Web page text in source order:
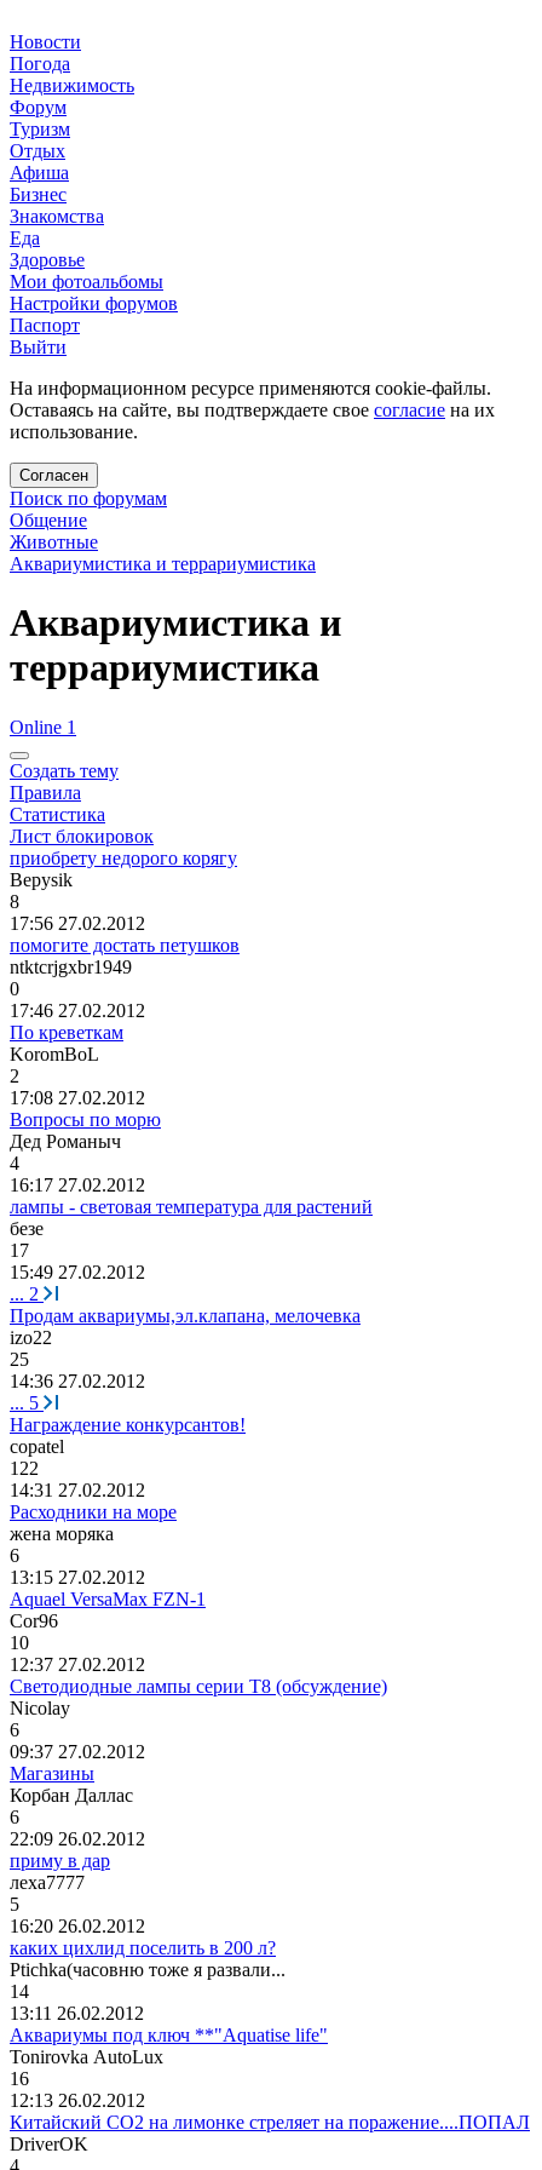
Новости
Погода
Недвижимость
Форум
Туризм
Отдых
Афиша
Бизнес
Знакомства
Еда
Здоровье
Мои фотоальбомы
Настройки форумов
Паспорт
Выйти
На информационном ресурсе применяются cookie-файлы.
Оставаясь на сайте, вы подтверждаете свое согласие на их
использование.
Согласен
Поиск по форумам
Общение
Животные
Аквариумистика и террариумистика
Аквариумистика и
террариумистика
Online 1
Создать тему
Правила
Статистика
Лист блокировок
приобрету недорого корягу
Верysik
8
17:56 27.02.2012
помогите достать петушков
ntktcrjgxbr1949
0
17:46 27.02.2012
По креветкам
KoromBoL
2
17:08 27.02.2012
Вопросы по морю
Дед Романыч
4
16:17 27.02.2012
лампы - световая температура для растений
безе
17
15:49 27.02.2012
... 2
Продам аквариумы,эл.клапана, мелочевка
izo22
25
14:36 27.02.2012
... 5
Награждение конкурсантов!
copatel
122
14:31 27.02.2012
Расходники на море
жена моряка
6
13:15 27.02.2012
Aquael VersaMax FZN-1
Cor96
10
12:37 27.02.2012
Светодиодные лампы серии T8 (обсуждение)
Nicolay
6
09:37 27.02.2012
Магазины
Корбан Даллас
6
22:09 26.02.2012
приму в дар
леха7777
5
16:20 26.02.2012
каких цихлид поселить в 200 л?
Ptichka(часовню тоже я развали...
14
13:11 26.02.2012
Аквариумы под ключ **"Aquatise life"
Tonirovka AutoLux
16
12:13 26.02.2012
Китайский СО2 на лимонке стреляет на поражение....ПОПАЛ
DriverOK
4